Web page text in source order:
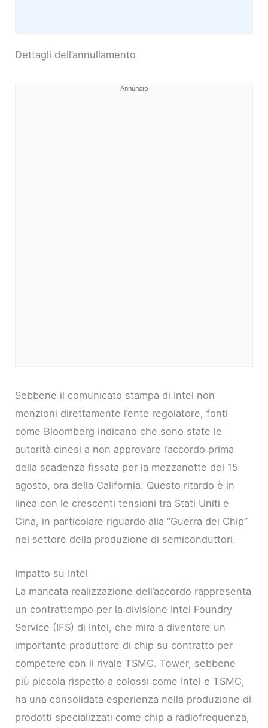
Dettagli dell’annullamento
Annuncio
Sebbene il comunicato stampa di Intel non
menzioni direttamente l’ente regolatore, fonti
come Bloomberg indicano che sono state le
autorità cinesi a non approvare l’accordo prima
della scadenza fissata per la mezzanotte del 15
agosto, ora della California. Questo ritardo è in
linea con le crescenti tensioni tra Stati Uniti e
Cina, in particolare riguardo alla “Guerra dei Chip”
nel settore della produzione di semiconduttori.
Impatto su Intel
La mancata realizzazione dell’accordo rappresenta
un contrattempo per la divisione Intel Foundry
Service (IFS) di Intel, che mira a diventare un
importante produttore di chip su contratto per
competere con il rivale TSMC. Tower, sebbene
più piccola rispetto a colossi come Intel e TSMC,
ha una consolidata esperienza nella produzione di
prodotti specializzati come chip a radiofrequenza,